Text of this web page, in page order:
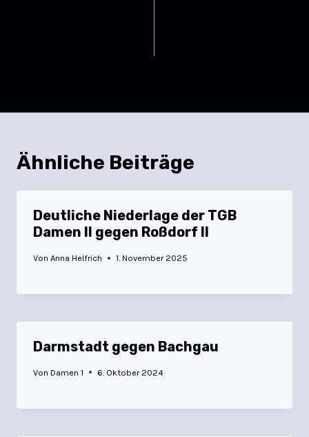
Ähnliche Beiträge
Deutliche Niederlage der TGB
Damen II gegen Roßdorf II
Von Anna Helfrich 1. November 2025
Darmstadt gegen Bachgau
Von Damen 1 6. Oktober 2024